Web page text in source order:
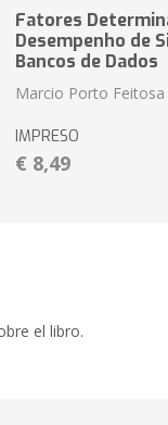
Fatores
Desempenho de
Bancos de Dados
Marcio Porto Feitosa
IMPRESO
€ 8,49
el libro.